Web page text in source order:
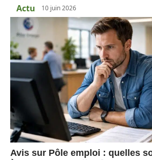
Actu 10 juin 2026
Avis sur Pôle emploi : quelles